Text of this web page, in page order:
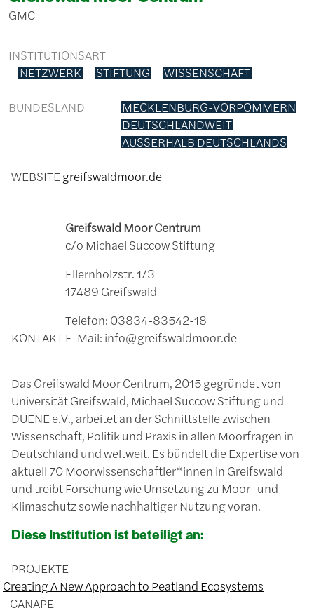
GMC
INSTITUTIONSART
NETZWERK
STIFTUNG WISSENSCHAFT
BUNDESLAND
MECKLENBURG-VORPOMMERN
DEUTSCHLANDWEIT
AUSSERHALB DEUTSCHLANDS
WEBSITEgreifswaldmoor.de
KONTAKT
Greifswald Moor Centrum
c/o Michael Succow Stiftung
Ellernholzstr. 1/3
17489 Greifswald
Telefon: 03834-83542-18
E-Mail: info@greifswaldmoor.de
Das Greifswald Moor Centrum, 2015 gegründet von
Universität Greifswald, Michael Succow Stiftung und
DUENE e.V., arbeitet an der Schnittstelle zwischen
Wissenschaft, Politik und Praxis in allen Moorfragen in
Deutschland und weltweit. Es bündelt die Expertise von
aktuell 70 Moorwissenschaftler*innen in Greifswald
und treibt Forschung wie Umsetzung zu Moor- und
Klimaschutz sowie nachhaltiger Nutzung voran.
Diese Institution ist beteiligt an:
PROJEKTE
Creating A New Approach to Peatland Ecosystems
CANAPE